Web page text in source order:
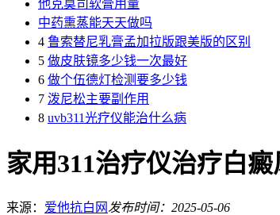
他克莫司软膏用量
中药熏蒸能天天做吗
4 鲁索替尼乳膏孟加拉版跟美版的区别
5 做皮肤镜多少钱一次最好
6 做个伍德灯检测要多少钱
7 泼尼松主要副作用
8 uvb311光疗仪能治什么病
家用311治疗仪治疗白癜
来源： 爱他抗白网 发布时间：2025-05-06